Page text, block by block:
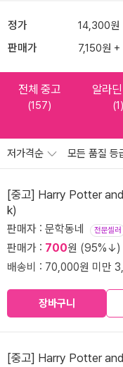
정가 14,300원
판매가 7,150원
전체 중고
(157)
알라
(1)
저가격순 모든 품질 등
[중고] Harry Potter
k)
판매자 : 문학동네 전문셀러
판매가 : 700원 (95%↓)
배송비 : 70,000원 미만
장바구니
[중고] Harry Potter